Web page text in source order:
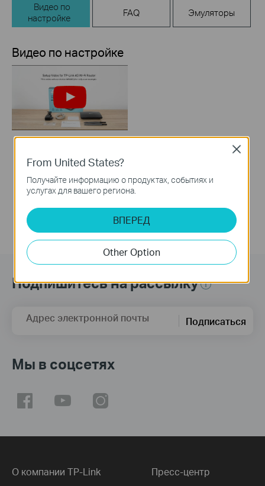
Видео по
настройке
FAQ Эмуляторы
Видео по настройке
How to Set up TP-
Link 4G WiFi Router
Подпишитесь на рассылку
Адрес электронной почты Подписаться
Мы в соцсетях
О компании TP-Link Пресс-центр
From United States?
Получайте информацию о продуктах, событиях и
услугах для вашего региона.
ВПЕРЕД
Other Option
Close